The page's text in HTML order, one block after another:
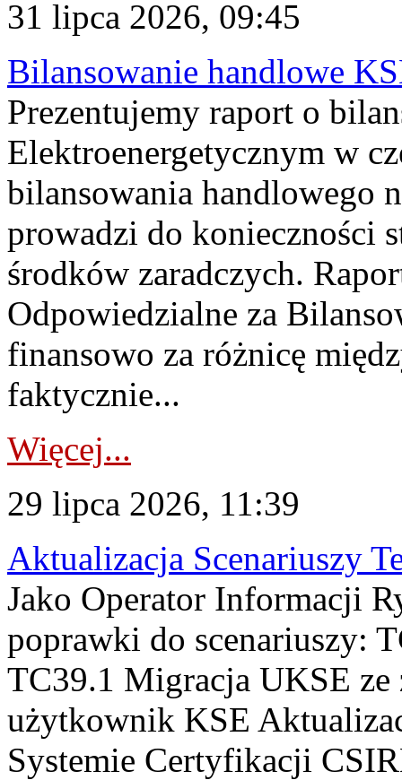
31 lipca 2026, 09:45
Bilansowanie handlowe
Prezentujemy raport o
Elektroenergetycznym w
bilansowania handlowego
prowadzi do konieczności
środków zaradczych.
Odpowiedzialne za
finansowo za różnicę
faktycznie...
Więcej...
29 lipca 2026, 11:39
Aktualizacja Scenariuszy
Jako Operator Informacji
poprawki do scenariuszy:
TC39.1 Migracja UKSE
użytkownik KSE
Systemie Certyfikacji